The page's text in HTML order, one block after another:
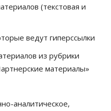
квитанции за ЖКУ
области резко
автоперевозках
(текстовая и
ведут гиперссылки
из рубрики
материалы»
аналитическое,